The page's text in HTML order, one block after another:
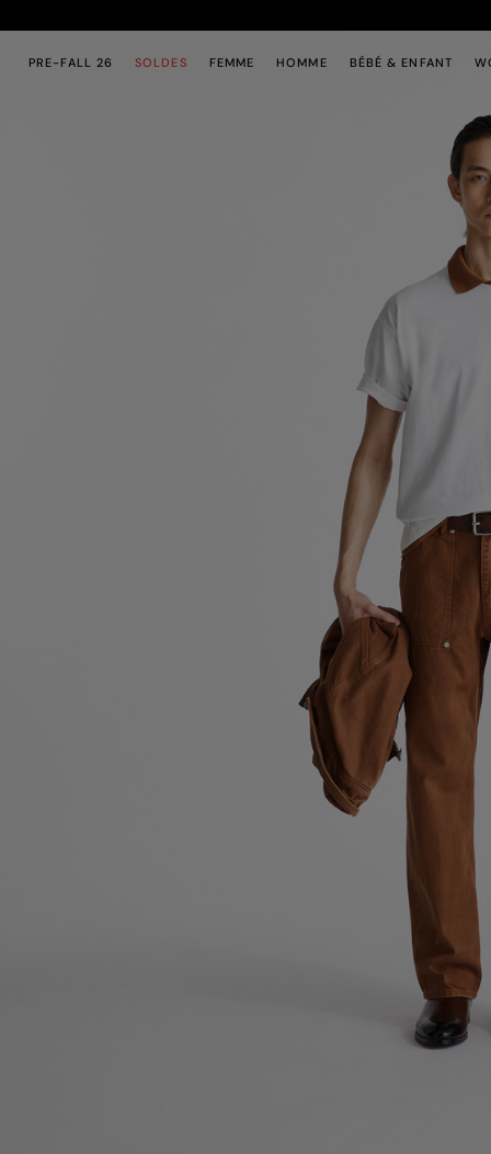
PRE-FALL 26 SOLDES FEMME HOMME BÉBÉ & ENFANT